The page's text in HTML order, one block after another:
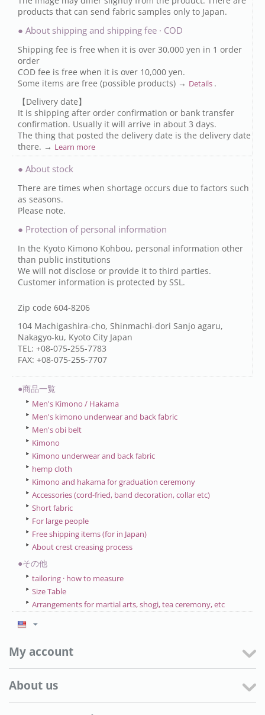
products that can send fabric samples only to Japan.
● About shipping and shipping fee · COD
Shipping fee is free when it is over 30,000 yen in 1 order
order
COD fee is free when it is over 10,000 yen.
Some items are free (possible products) → Details .
【Delivery date】
It is shipping after order confirmation or bank transfer
confirmation. Usually it will arrive in about 3 days.
The thing that posted the delivery date is the delivery date
there. → Learn more
● About stock
There are times when shortage occurs due to factors such
as seasons.
Please note.
● Protection of personal information
In the Kyoto Kimono Kohbou, personal information other
than public institutions
We will not disclose or provide it to third parties.
Customer information is protected by SSL.
Zip code 604-8206
104 Machigashira-cho, Shinmachi-dori Sanjo agaru,
Nakagyo-ku, Kyoto City Japan
TEL: +08-075-255-7783
FAX: +08-075-255-7707
●商品一覧
Men's Kimono / Hakama
Men's kimono underwear and back fabric
Men's obi belt
Kimono
Kimono underwear and back fabric
hemp cloth
Kimono and hakama for graduation ceremony
Accessories (cord-fried, band decoration, collar etc)
Short fabric
For large people
Free shipping items (for in Japan)
About crest creasing process
●その他
tailoring · how to measure
Size Table
Arrangements for martial arts, shogi, tea ceremony, etc
My account
About us